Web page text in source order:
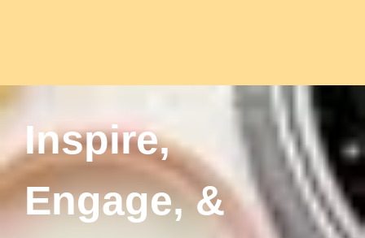
Inspire,
Engage, &